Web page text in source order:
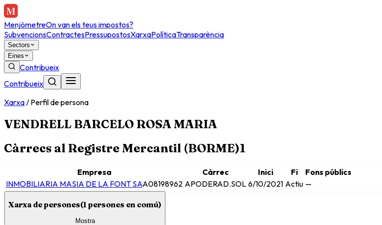
MenjòmetreOn van els teus impostos?
SubvencionsContractesPressupostosXarxaPolíticaTransparència
Sectors
Eines
Contribueix
Contribueix
Xarxa/ Perfil de persona
VENDRELL BARCELO ROSA MARIA
Càrrecs al Registre Mercantil (BORME)1
Empresa Càrrec Inici Fi
Fons públics
INMOBILIARIA MASIA DE LA FONT SAA08198962 APODERAD.SOL 6/10/2021 Actiu —
Xarxa de persones(1persones en comú)
Mostra